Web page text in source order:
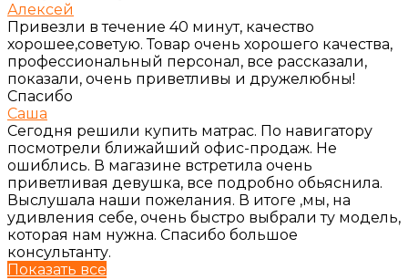
Алексей
Привезли в течение 40 минут, качество
хорошее,советую. Товар очень хорошего качества,
профессиональный персонал, все рассказали,
показали, очень приветливы и дружелюбны!
Спасибо
Саша
Сегодня решили купить матрас. По навигатору
посмотрели ближайший офис-продаж. Не
ошиблись. В магазине встретила очень
приветливая девушка, все подробно обьяснила.
Выслушала наши пожелания. В итоге ,мы, на
удивления себе, очень быстро выбрали ту модель,
которая нам нужна. Спасибо большое
консультанту.
Показать все